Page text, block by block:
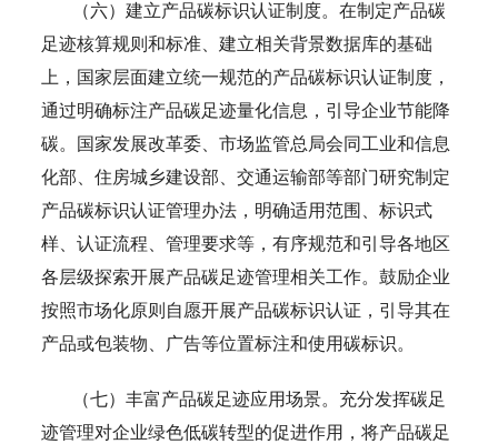
（六）建立产品碳标识认证制度。在制定产品碳
足迹核算规则和标准、建立相关背景数据库的基础
上，国家层面建立统一规范的产品碳标识认证制度，
通过明确标注产品碳足迹量化信息，引导企业节能降
碳。国家发展改革委、市场监管总局会同工业和信息
化部、住房城乡建设部、交通运输部等部门研究制定
产品碳标识认证管理办法，明确适用范围、标识式
样、认证流程、管理要求等，有序规范和引导各地区
各层级探索开展产品碳足迹管理相关工作。鼓励企业
按照市场化原则自愿开展产品碳标识认证，引导其在
产品或包装物、广告等位置标注和使用碳标识。
（七）丰富产品碳足迹应用场景。充分发挥碳足
迹管理对企业绿色低碳转型的促进作用，将产品碳足